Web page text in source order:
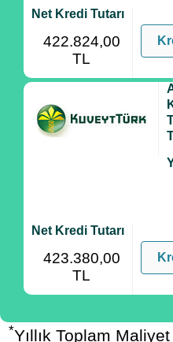
Net Kredi Tutarı
422.824,00
TL
Net Kredi Tutarı
423.380,00
TL
*Yıllık Toplam